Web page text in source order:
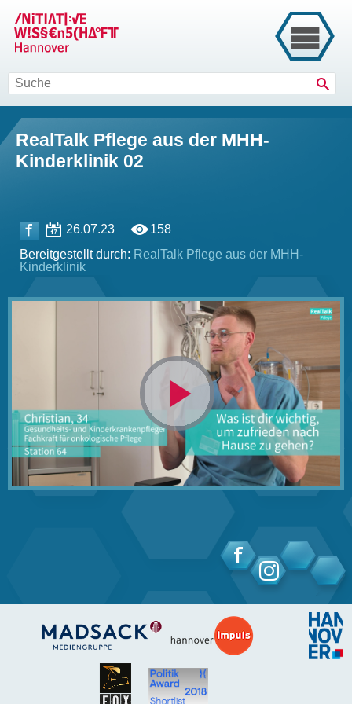
RealTalk Pflege aus der MHH-
Kinderklinik 02
26.07.23
158
Bereitgestellt durch: RealTalk Pflege aus der MHH-
Kinderklinik
Video
abspielen